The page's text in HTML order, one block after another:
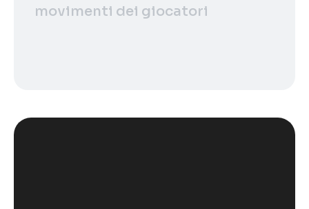
movimenti dei giocatori